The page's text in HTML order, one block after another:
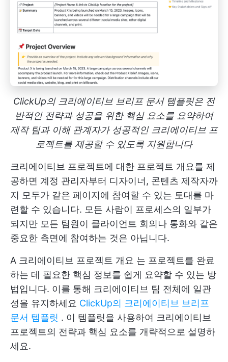
ClickUp의 크리에이티브 브리프 문서 템플릿은 전
반적인 전략과 성공을 위한 핵심 요소를 요약하여
제작 팀과 이해 관계자가 성공적인 크리에이티브 프
로젝트를 제공할 수 있도록 지원합니다
크리에이티브 프로젝트에 대한 프로젝트 개요를 제
공하면 계정 관리자부터 디자이너, 콘텐츠 제작자까
지 모두가 같은 페이지에 참여할 수 있는 토대를 마
련할 수 있습니다. 모든 사람이 프로세스의 일부가
되지만 모든 팀원이 클라이언트 회의나 통화와 같은
중요한 측면에 참여하는 것은 아닙니다.
A 크리에이티브 프로젝트 개요 는 프로젝트를 완료
하는 데 필요한 핵심 정보를 쉽게 요약할 수 있는 방
법입니다. 이를 통해 크리에이티브 팀 전체에 일관
성을 유지하세요 ClickUp의 크리에이티브 브리프
문서 템플릿 . 이 템플릿을 사용하여 크리에이티브
프로젝트의 전략과 핵심 요소를 개략적으로 설명하
세요.